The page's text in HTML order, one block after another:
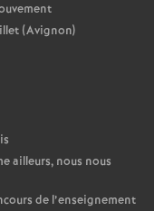
(Avignon)
ailleurs, nous nous
de l’enseignement